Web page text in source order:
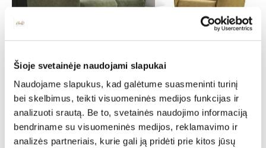
Šioje svetainėje naudojami slapukai
Naudojame slapukus, kad galėtume suasmeninti turinį
bei skelbimus, teikti visuomeninės medijos funkcijas ir
analizuoti srautą. Be to, svetainės naudojimo informaciją
bendriname su visuomeninės medijos, reklamavimo ir
analizės partneriais, kurie gali ją pridėti prie kitos jūsų
Minkšti baldai -
jaukumas ir stilius jūsų
namuose
Minkšti baldai yra vienas svarbiausių interjero elementų,